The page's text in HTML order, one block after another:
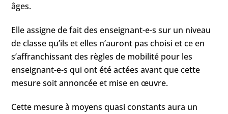
âges.
Elle assigne de fait des enseignant-e-s sur un niveau
de classe qu’ils et elles n’auront pas choisi et ce en
s’affranchissant des règles de mobilité pour les
enseignant-e-s qui ont été actées avant que cette
mesure soit annoncée et mise en œuvre.
Cette mesure à moyens quasi constants aura un